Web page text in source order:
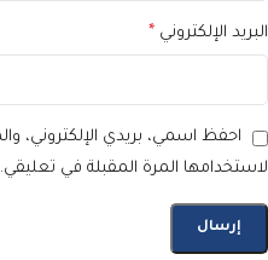
البريد الإلكتروني *
احفظ اسمي، بريدي الإلكتروني،
لاستخدامها المرة المقبلة في تعليقي.